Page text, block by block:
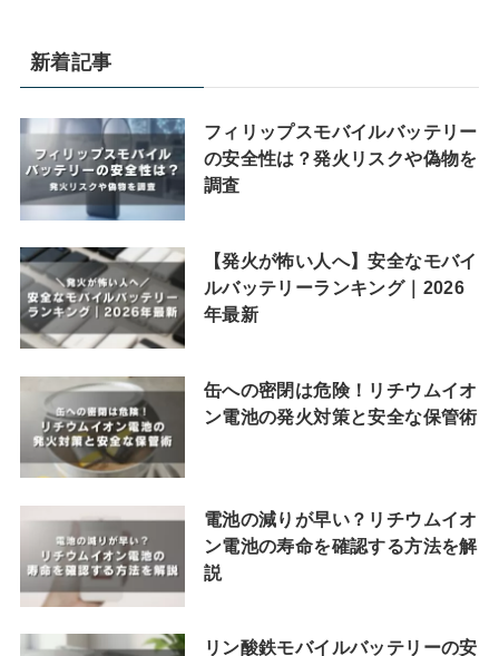
新着記事
フィリップスモバイルバッテリー
の安全性は？発火リスクや偽物を
調査
【発火が怖い人へ】安全なモバイ
ルバッテリーランキング｜2026
年最新
缶への密閉は危険！リチウムイオ
ン電池の発火対策と安全な保管術
電池の減りが早い？リチウムイオ
ン電池の寿命を確認する方法を解
説
リン酸鉄モバイルバッテリーの安